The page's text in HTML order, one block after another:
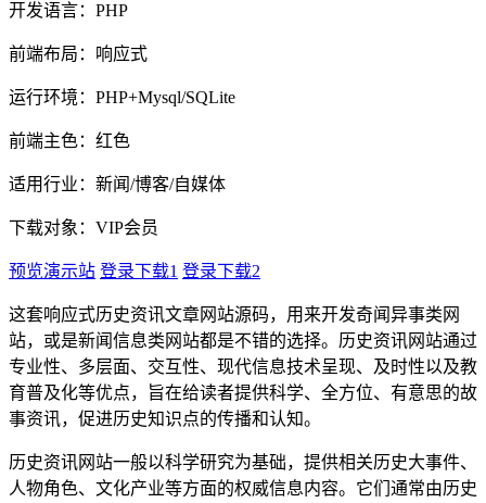
开发语言：PHP
前端布局：响应式
运行环境：PHP+Mysql/SQLite
前端主色：红色
适用行业：新闻/博客/自媒体
下载对象：VIP会员
预览演示站 登录下载1 登录下载2
这套响应式历史资讯文章网站源码，用来开发奇闻异事类网
站，或是新闻信息类网站都是不错的选择。历史资讯网站通过
专业性、多层面、交互性、现代信息技术呈现、及时性以及教
育普及化等优点，旨在给读者提供科学、全方位、有意思的故
事资讯，促进历史知识点的传播和认知。
历史资讯网站一般以科学研究为基础，提供相关历史大事件、
人物角色、文化产业等方面的权威信息内容。它们通常由历史